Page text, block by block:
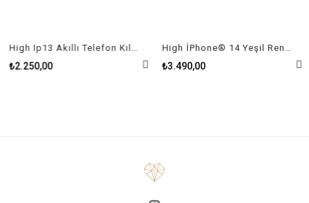
High Ip13 Akıllı Telefon Kılıfı Açık Mavi
₺2.250,00
High İPhone® 14 Yeşil Rengi Telefon Kılıfı
₺3.490,00